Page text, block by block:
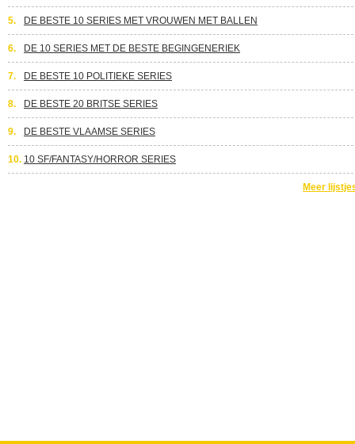
5. DE BESTE 10 SERIES MET VROUWEN MET BALLEN
6. DE 10 SERIES MET DE BESTE BEGINGENERIEK
7. DE BESTE 10 POLITIEKE SERIES
8. DE BESTE 20 BRITSE SERIES
9. DE BESTE VLAAMSE SERIES
10. 10 SF/FANTASY/HORROR SERIES
Meer